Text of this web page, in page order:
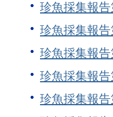
珍魚採集報
珍魚採集報
珍魚採集報
珍魚採集報
珍魚採集報